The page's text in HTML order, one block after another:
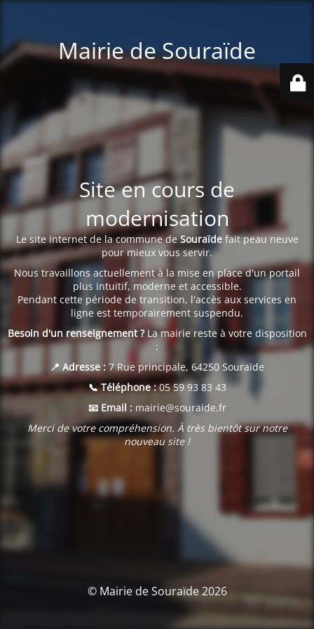
Mairie de Souraïde
Site en cours de
modernisation
Le site internet de la commune deSouraïdefait peau neuve
pour mieux vous servir.
Nous travaillons actuellement à la mise en place d'un portail
plus intuitif, moderne et accessible.
Pendant cette période de transition, l'accès aux services en
ligne est temporairement suspendu.
Besoin d'un renseignement ?La mairie reste à votre disposition
:
📍 Adresse : 7 Rue principale, 64250 Souraïde
📞 Téléphone :05 59 93 83 43
📧 Email :mairie@souraide.fr
Merci de votre compréhension. À très bientôt sur notre
nouveau site !
© Mairie de Souraïde 2026